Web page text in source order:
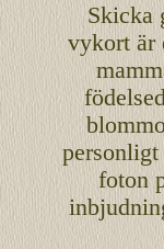
Skicka
vykortär
personligt
foton